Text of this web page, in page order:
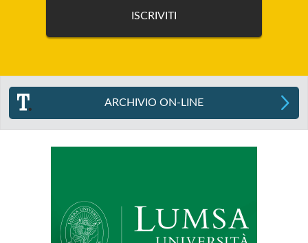
ARCHIVIO ON-LINE